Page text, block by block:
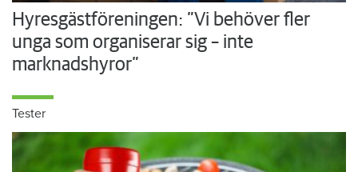
Hyresgästföreningen: ”Vi behöver fler
unga som organiserar sig – inte
marknadshyror”
Tester